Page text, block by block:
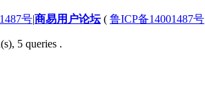
号|商易用户论坛( 鲁ICP备14001487号
5 queries .